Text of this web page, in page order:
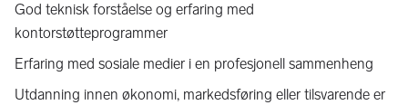
God teknisk forståelse og erfaring med
kontorstøtteprogrammer
Erfaring med sosiale medier i en profesjonell sammenheng
Utdanning innen økonomi, markedsføring eller tilsvarende er